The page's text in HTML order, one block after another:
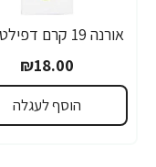
₪18.00
הוסף לעגלה